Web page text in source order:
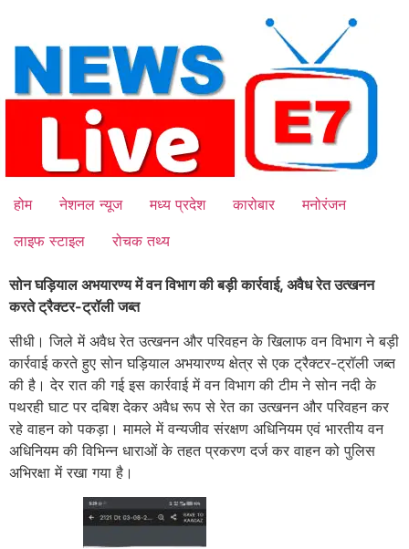
content
होम नेशनल न्यूज मध्य प्रदेश कारोबार
मनोरंजन
लाइफ स्टाइल
रोचक तथ्य
सोन घड़ियाल अभयारण्य में वन विभाग की बड़ी कार्रवाई, अवैध रेत उत्खनन
करते ट्रैक्टर-ट्रॉली जब्त
सीधी। जिले में अवैध रेत उत्खनन और परिवहन के खिलाफ वन विभाग ने बड़ी
कार्रवाई करते हुए सोन घड़ियाल अभयारण्य क्षेत्र से एक ट्रैक्टर-ट्रॉली जब्त
की है। देर रात की गई इस कार्रवाई में वन विभाग की टीम ने सोन नदी के
पथरही घाट पर दबिश देकर अवैध रूप से रेत का उत्खनन और परिवहन कर
रहे वाहन को पकड़ा। मामले में वन्यजीव संरक्षण अधिनियम एवं भारतीय वन
अधिनियम की विभिन्न धाराओं के तहत प्रकरण दर्ज कर वाहन को पुलिस
अभिरक्षा में रखा गया है।